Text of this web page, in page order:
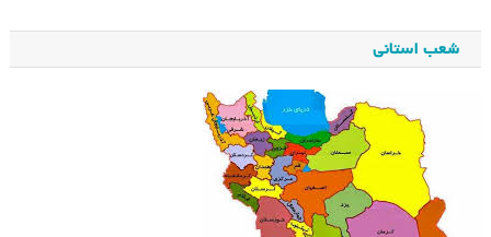
شعب استانی